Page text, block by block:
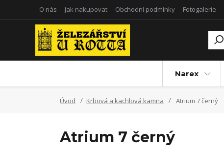
O nás Jak nakupovat Obchodní podmínky Fotogalerie
Narex
Úvod Krbová a kachlová kamna Atrium 7 černý
Atrium 7 černý